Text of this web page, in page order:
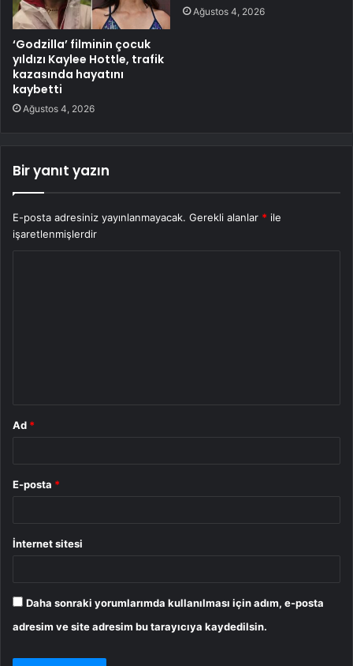
‘Godzilla’ filminin çocuk
yıldızı Kaylee Hottle, trafik
kazasında hayatını
kaybetti
Ağustos 4, 2026
Ağustos 4, 2026
Bir yanıt yazın
E-posta adresiniz yayınlanmayacak. Gerekli alanlar * ile
işaretlenmişlerdir
Ad *
E-posta *
İnternet sitesi
Daha sonraki yorumlarımda kullanılması için adım, e-posta
adresim ve site adresim bu tarayıcıya kaydedilsin.